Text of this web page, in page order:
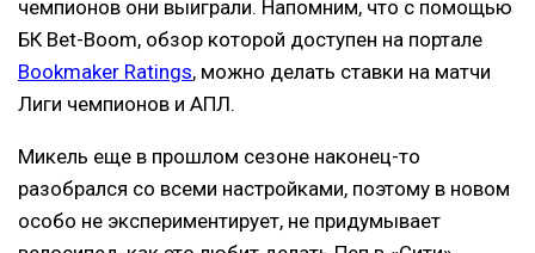
чемпионов они выиграли. Напомним, что с помощью
БК Bet-Boom, обзор которой доступен на портале
Bookmaker Ratings, можно делать ставки на матчи
Лиги чемпионов и АПЛ.
Микель еще в прошлом сезоне наконец-то
разобрался со всеми настройками, поэтому в новом
особо не экспериментирует, не придумывает